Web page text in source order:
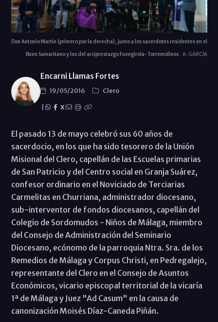
Don Antonio Martín (primero por la derecha), junto a los sacerdotes residentes en el
Buen Samaritano y los del arciprestazgo Fuengirola-Torremolinos
A. GARCÍA
Encarni Llamas Fortes
19/05/2016
Clero
X
El pasado 13 de mayo celebró sus 60 años de
sacerdocio, en los que ha sido tesorero de la Unión
Misional del Clero, capellán de las Escuelas primarias
de San Patricio y del Centro social en Granja Suárez,
confesor ordinario en el Noviciado de Terciarias
Carmelitas en Churriana, administrador diocesano,
sub-interventor de fondos diocesanos, capellán del
Colegio de Sordomudos - Niños de Málaga, miembro
del Consejo de Administración del Seminario
Diocesano, ecónomo de la parroquia Ntra. Sra. de los
Remedios de Málaga y Corpus Christi, en Pedregalejo,
representante del Clero en el Consejo de Asuntos
Económicos, vicario episcopal territorial de la vicaría
1ª de Málaga y Juez "Ad Casum" en la causa de
canonización Moisés Díaz-Caneda Piñán.